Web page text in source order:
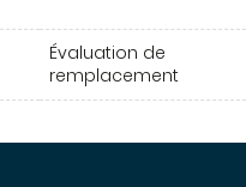
Évaluation de
remplacement